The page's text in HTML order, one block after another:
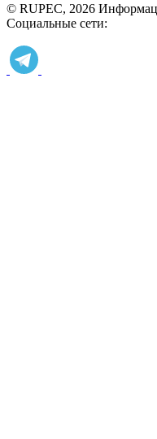
© RUPEC, 2026
Социальные сети: